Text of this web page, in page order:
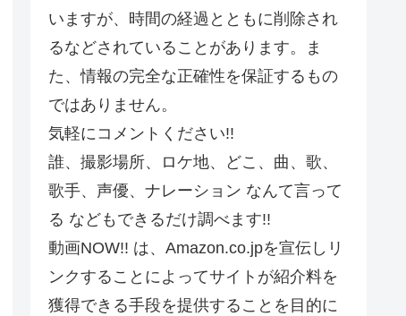
いますが、時間の経過とともに削除され
るなどされていることがあります。ま
た、情報の完全な正確性を保証するもの
ではありません。
気軽にコメントください!!
誰、撮影場所、ロケ地、どこ、曲、歌、
歌手、声優、ナレーション なんて言って
る などもできるだけ調べます!!
動画NOW!! は、Amazon.co.jpを宣伝しリ
ンクすることによってサイトが紹介料を
獲得できる手段を提供することを目的に